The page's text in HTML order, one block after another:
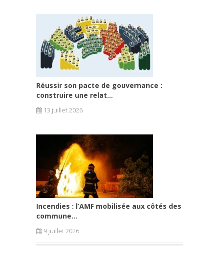
Réussir son pacte de gouvernance :
construire une relat...
13 juillet 2026
Incendies : l’AMF mobilisée aux côtés des
commune...
9 juillet 2026